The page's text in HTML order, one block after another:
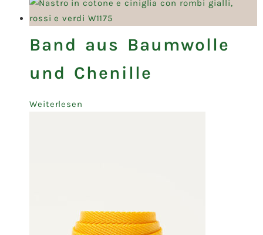
Band aus Baumwolle
und Chenille
Weiterlesen